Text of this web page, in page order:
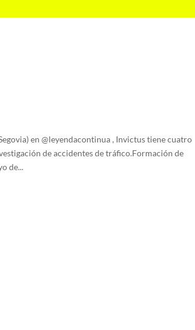
en @leyendacontinua , Invictus tiene cuatro
de accidentes de tráfico.Formación de
de...